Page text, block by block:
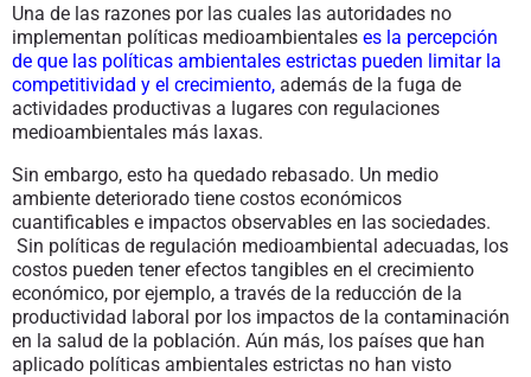
Una de las razones por las cuales las autoridades no
implementan políticas medioambientales es la percepción
de que las políticas ambientales estrictas pueden limitar la
competitividad y el crecimiento, además de la fuga de
actividades productivas a lugares con regulaciones
medioambientales más laxas.
Sin embargo, esto ha quedado rebasado. Un medio
ambiente deteriorado tiene costos económicos
cuantificables e impactos observables en las sociedades.
Sin políticas de regulación medioambiental adecuadas, los
costos pueden tener efectos tangibles en el crecimiento
económico, por ejemplo, a través de la reducción de la
productividad laboral por los impactos de la contaminación
en la salud de la población. Aún más, los países que han
aplicado políticas ambientales estrictas no han visto